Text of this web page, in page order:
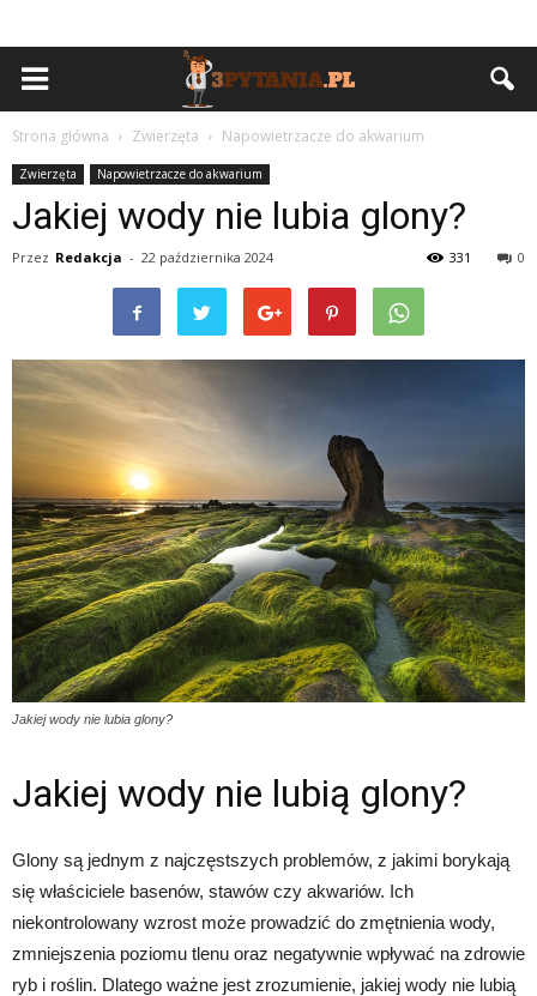
Strona główna Zwierzęta Napowietrzacze do akwarium
Zwierzęta Napowietrzacze do akwarium
Jakiej wody nie lubia glony?
Przez Redakcja - 22 października 2024 0
331
Jakiej wody nie lubia glony?
Jakiej wody nie lubią glony?
Glony są jednym z najczęstszych problemów, z jakimi borykają
się właściciele basenów, stawów czy akwariów. Ich
niekontrolowany wzrost może prowadzić do zmętnienia wody,
zmniejszenia poziomu tlenu oraz negatywnie wpływać na zdrowie
ryb i roślin. Dlatego ważne jest zrozumienie, jakiej wody nie lubią